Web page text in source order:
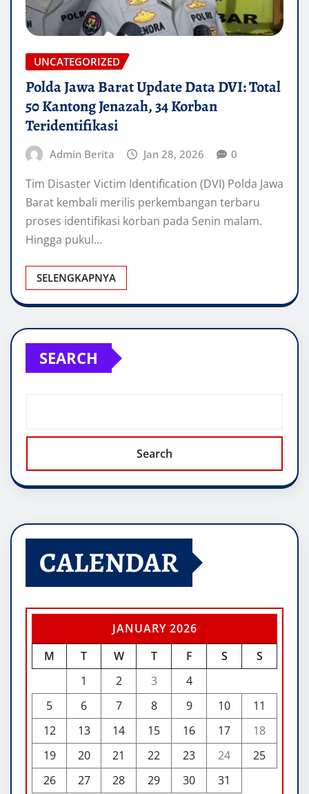
UNCATEGORIZED
Polda Jawa Barat Update Data DVI: Total
50 Kantong Jenazah, 34 Korban
Teridentifikasi
Admin Berita Jan 28, 2026 0
Tim Disaster Victim Identification (DVI) Polda Jawa
Barat kembali merilis perkembangan terbaru
proses identifikasi korban pada Senin malam.
Hingga pukul…
SELENGKAPNYA
SEARCH
Search
CALENDAR
JANUARY 2026
M
T W T F S
S
1
2 3
4
5
6 7 8 9 10
11
12
13 14 15 16 17
18
19
20 21 22 23 24
25
26
27 28 29 30
31